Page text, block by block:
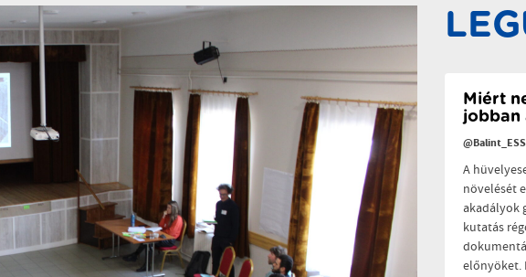
Miért
jobban
A
növelését
akadályok
kutatás
előnyöket.